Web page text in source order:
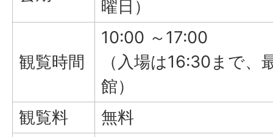
曜日）
観覧時間
10:00 ～17:00
（入場は16:30まで、
館）
観覧料
無料